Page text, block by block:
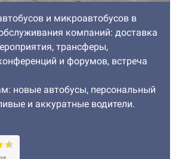
и микроавтобусов в
компаний: доставка
трансферы,
и форумов, встреча
новые автобусы, персональный
и аккуратные водители.